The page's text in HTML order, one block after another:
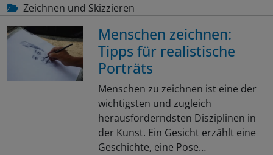
Zeichnen und Skizzieren
Menschen zeichnen:
Tipps für realistische
Porträts
Menschen zu zeichnen ist eine der
wichtigsten und zugleich
herausforderndsten Disziplinen in
der Kunst. Ein Gesicht erzählt eine
Geschichte, eine Pose…